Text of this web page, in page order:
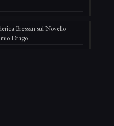
Bressan sul Novello
Drago